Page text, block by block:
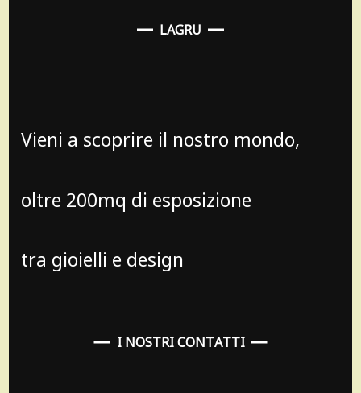
LAGRU
Vieni a scoprire il nostro mondo,
oltre 200mq di esposizione
tra gioielli e design
I NOSTRI CONTATTI